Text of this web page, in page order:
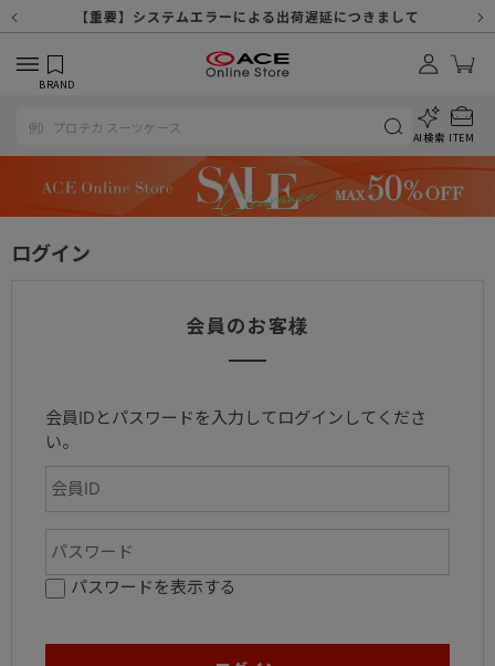
【重要】システムエラーによる出荷遅延につきまして
【重要】8/11（火・祝）休業及び配送スケジュールについて
【重要】令和８年熊本地震に伴う配送への影響について
【重要】納品書・領収書ペーパーレス化（電子化）のお知らせ
【重要】天候不良や交通状況・物量増等に伴う配送への影響について
【重要】悪質な詐欺サイトにご注意ください
【重要】各種メールが届かない場合に関しまして
【重要】お問い合わせのご対応に関しまして
【重要】SNSのなりすまし詐欺にご注意ください
BRAND
AI検索 ITEM
ログイン
会員のお客様
会員IDとパスワードを入力してログインしてくださ
い。
パスワードを表示する